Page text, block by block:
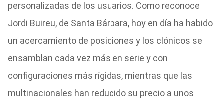
personalizadas de los usuarios. Como reconoce
Jordi Buireu, de Santa Bárbara, hoy en día ha habido
un acercamiento de posiciones y los clónicos se
ensamblan cada vez más en serie y con
configuraciones más rígidas, mientras que las
multinacionales han reducido su precio a unos